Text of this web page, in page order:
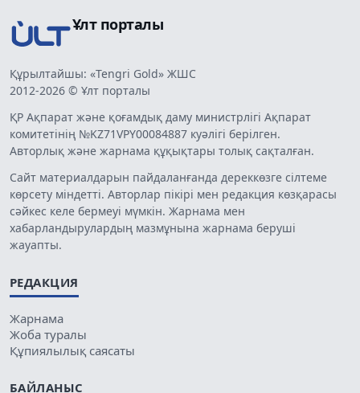
Ұлт порталы
Құрылтайшы: «Tengri Gold» ЖШС
2012-2026 © Ұлт порталы
ҚР Ақпарат және қоғамдық даму министрлігі Ақпарат
комитетінің №KZ71VPY00084887 куәлігі берілген.
Авторлық және жарнама құқықтары толық сақталған.
Сайт материалдарын пайдаланғанда дереккөзге сілтеме
көрсету міндетті. Авторлар пікірі мен редакция көзқарасы
сәйкес келе бермеуі мүмкін. Жарнама мен
хабарландырулардың мазмұнына жарнама беруші
жауапты.
РЕДАКЦИЯ
Жарнама
Жоба туралы
Құпиялылық саясаты
БАЙЛАНЫС